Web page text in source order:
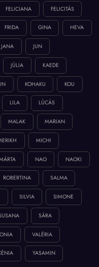
FELICIANA FELICITÁS
FRIDA GINA HEVA
JANA JUN
JÚLIA KAEDE
KOHAKU KOU
LILA LÚCÁS
MALAK MARIAN
MICHI
NAO NAOKI
ROBERTINA SALMA
SILVIA SIMONE
SÁRA
VALÉRIA
YASAMIN